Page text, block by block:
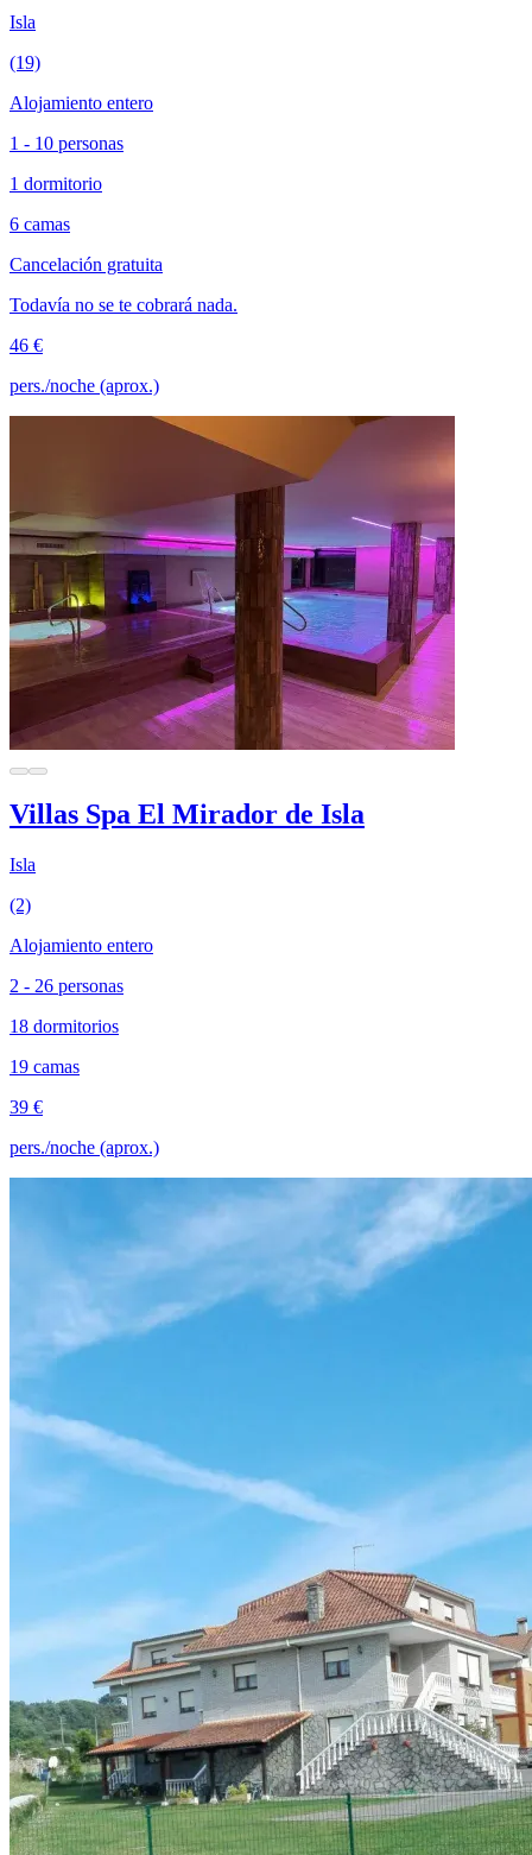
Isla
(19)
Alojamiento entero
1 - 10 personas
1 dormitorio
6 camas
Cancelación gratuita
Todavía no se te cobrará nada.
46 €
pers./noche (aprox.)
Villas Spa El Mirador de Isla
Isla
(2)
Alojamiento entero
2 - 26 personas
18 dormitorios
19 camas
39 €
pers./noche (aprox.)